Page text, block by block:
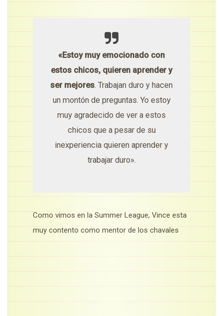
«Estoy muy emocionado con
estos chicos, quieren aprender y
ser mejores. Trabajan duro y hacen
un montón de preguntas. Yo estoy
muy agradecido de ver a estos
chicos que a pesar de su
inexperiencia quieren aprender y
trabajar duro».
Como vimos en la Summer League, Vince esta
muy contento como mentor de los chavales